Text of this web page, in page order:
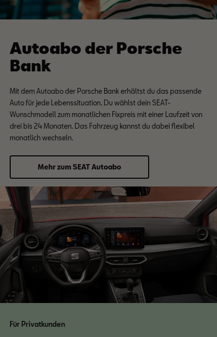
Autoabo der Porsche
Bank
Mit dem Autoabo der Porsche Bank erhältst du das passende
Auto für jede Lebenssituation. Du wählst dein SEAT-
Wunschmodell zum monatlichen Fixpreis mit einer Laufzeit von
drei bis 24 Monaten. Das Fahrzeug kannst du dabei flexibel
monatlich wechseln.
Mehr zum SEAT Autoabo
Für Privatkunden